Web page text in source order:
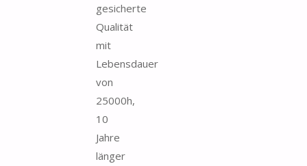
gesicherte
Qualität
mit
Lebensdauer
von
25000h,
10
Jahre
länger